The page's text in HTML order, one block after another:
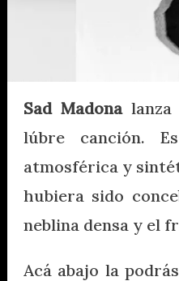
Sad Madonalanza
lúbre canción.
atmosférica y
hubiera sido
neblina densa y el
Acá abajo la